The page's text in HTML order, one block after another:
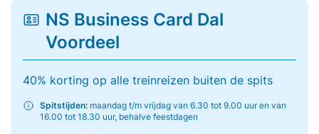
NS Business Card Dal
Voordeel
40% korting op alle treinreizen buiten de spits
Spitstijden: maandag t/m vrijdag van 6.30 tot 9.00 uur en van
16.00 tot 18.30 uur, behalve feestdagen